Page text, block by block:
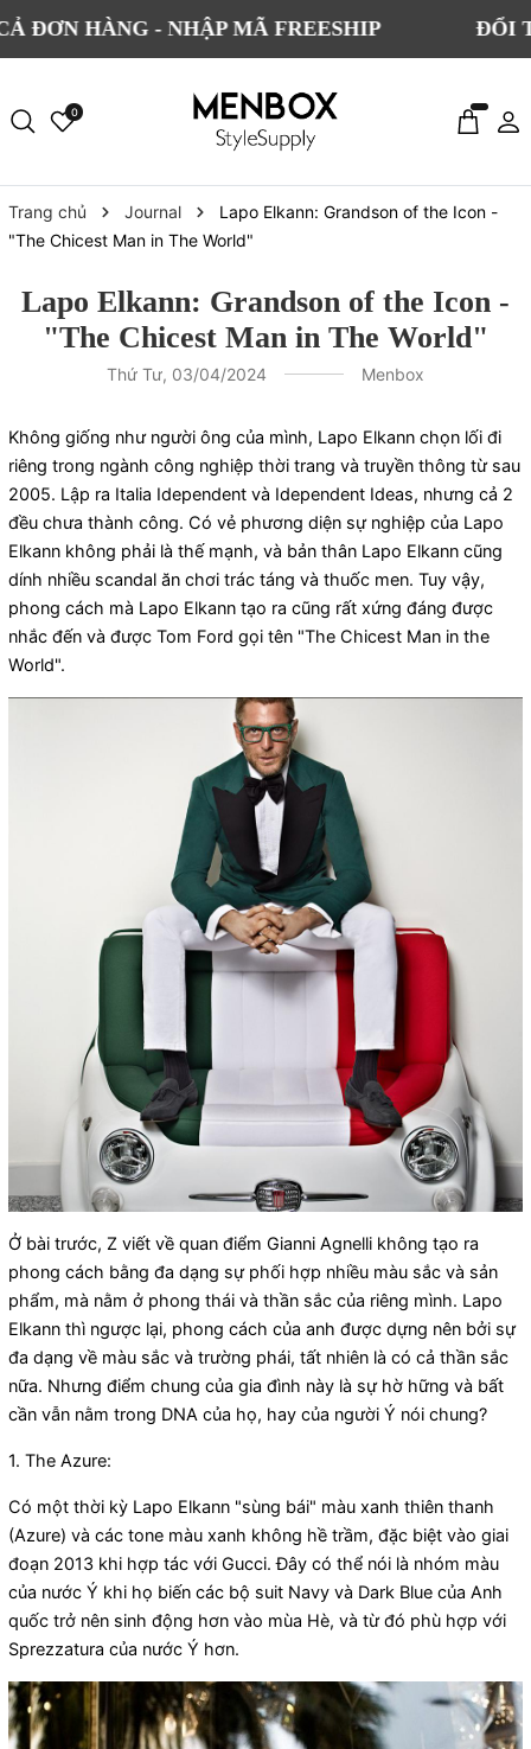
SHIP CHO TẤT CẢ ĐƠN HÀNG - NHẬP MÃ
0
Trang chủ Journal
Lapo Elkann: Grandson of the Icon -
"The Chicest Man in The World"
Lapo Elkann: Grandson of the Icon -
"The Chicest Man in The World"
Thứ Tư, 03/04/2024 Menbox
Không giống như người ông của mình, Lapo Elkann chọn lối đi
riêng trong ngành công nghiệp thời trang và truyền thông từ sau
2005. Lập ra Italia Idependent và Idependent Ideas, nhưng cả 2
đều chưa thành công. Có vẻ phương diện sự nghiệp của Lapo
Elkann không phải là thế mạnh, và bản thân Lapo Elkann cũng
dính nhiều scandal ăn chơi trác táng và thuốc men. Tuy vậy,
phong cách mà Lapo Elkann tạo ra cũng rất xứng đáng được
nhắc đến và được Tom Ford gọi tên "The Chicest Man in the
World".
Ở bài trước, Z viết về quan điểm Gianni Agnelli không tạo ra
phong cách bằng đa dạng sự phối hợp nhiều màu sắc và sản
phẩm, mà nằm ở phong thái và thần sắc của riêng mình. Lapo
Elkann thì ngược lại, phong cách của anh được dựng nên bởi sự
đa dạng về màu sắc và trường phái, tất nhiên là có cả thần sắc
nữa. Nhưng điểm chung của gia đình này là sự hờ hững và bất
cần vẫn nằm trong DNA của họ, hay của người Ý nói chung?
1. The Azure:
Có một thời kỳ Lapo Elkann "sùng bái" màu xanh thiên thanh
(Azure) và các tone màu xanh không hề trầm, đặc biệt vào giai
đoạn 2013 khi hợp tác với Gucci. Đây có thể nói là nhóm màu
của nước Ý khi họ biến các bộ suit Navy và Dark Blue của Anh
quốc trở nên sinh động hơn vào mùa Hè, và từ đó phù hợp với
Sprezzatura của nước Ý hơn.